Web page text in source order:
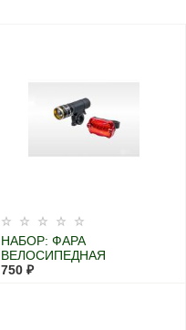
НАБОР: ФАРА
ВЕЛОСИПЕДНАЯ
ПЕРЕДНЯЯ С
750 ₽